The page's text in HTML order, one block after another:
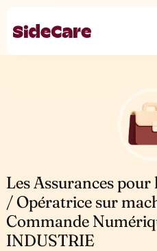
Les Assurances
/ Opératrice sur
Commande
INDUSTRIE